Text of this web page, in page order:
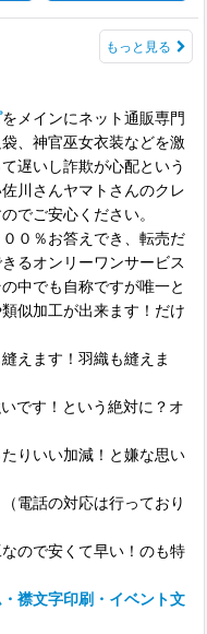
もっと見る
をメインにネット通販専門
袋、神官巫女衣装などを激
遅いし詐欺が心配という
川さんヤマトさんのクレ
でご安心ください。
０％お答えでき、転売だ
るオンリーワンサービス
中でも自称ですが唯一と
似加工が出来ます！だけ
えます！羽織も縫えま
です！という絶対に？オ
りいい加減！と嫌な思い
電話の対応は行っており
ので安くて早い！のも特
襟文字印刷・イベント文